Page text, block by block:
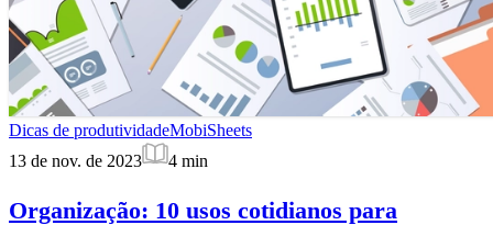
Dicas de produtividadeMobiSheets
13 de nov. de 2023
4 min
Organização: 10 usos cotidianos para